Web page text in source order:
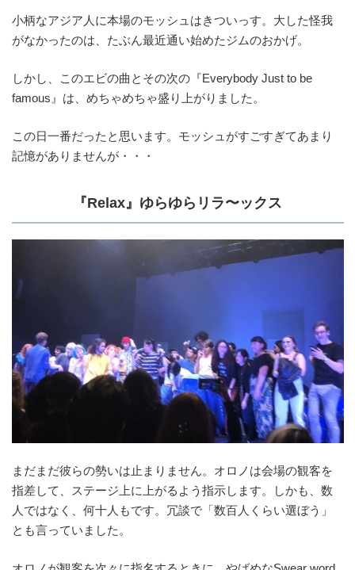
小柄なアジア人に本場のモッシュはきついっす。大した怪我
がなかったのは、たぶん最近通い始めたジムのおかげ。
しかし、このエビの曲とその次の『Everybody Just to be
famous』は、めちゃめちゃ盛り上がりました。
この日一番だったと思います。モッシュがすごすぎてあまり
記憶がありませんが・・・
『Relax』ゆらゆらリラ〜ックス
まだまだ彼らの勢いは止まりません。オロノは会場の観客を
指差して、ステージ上に上がるよう指示します。しかも、数
人ではなく、何十人もです。冗談で「数百人くらい選ぼう」
とも言っていました。